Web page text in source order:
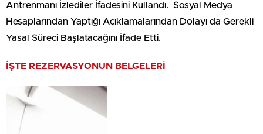
Antrenmanı İzlediler İfadesini Kullandı. Sosyal Medya
Hesaplarından Yaptığı Açıklamalarından Dolayı da Gerekli
Yasal Süreci Başlatacağını İfade Etti.
İŞTE REZERVASYONUN BELGELERİ